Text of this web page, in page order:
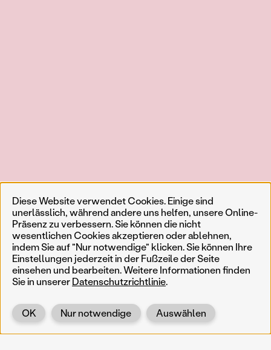
Diese Website verwendet Cookies. Einige sind
unerlässlich, während andere uns helfen, unsere Online-
Präsenz zu verbessern. Sie können die nicht
wesentlichen Cookies akzeptieren oder ablehnen,
indem Sie auf "Nur notwendige" klicken. Sie können Ihre
Einstellungen jederzeit in der Fußzeile der Seite
einsehen und bearbeiten. Weitere Informationen finden
Sie in unsererDatenschutzrichtlinie.
Auswählen
Nur notwendige
OK